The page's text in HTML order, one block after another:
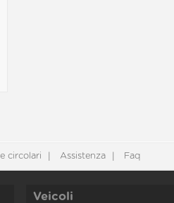
circolari Assistenza Faq
Veicoli